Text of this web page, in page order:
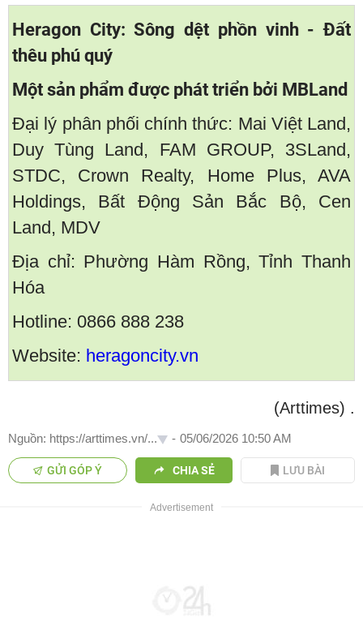
Heragon City: Sông dệt phồn vinh - Đất
thêu phú quý
Một sản phẩm được phát triển bởi MBLand
Đại lý phân phối chính thức: Mai Việt Land,
Duy Tùng Land, FAM GROUP, 3SLand,
STDC, Crown Realty, Home Plus, AVA
Holdings, Bất Động Sản Bắc Bộ, Cen
Land, MDV
Địa chỉ: Phường Hàm Rồng, Tỉnh Thanh
Hóa
Hotline: 0866 888 238
Website: heragoncity.vn
(Arttimes) .
Nguồn: https://arttimes.vn/... - 05/06/2026 10:50 AM
GỬI GÓP Ý CHIA SẺ LƯU BÀI